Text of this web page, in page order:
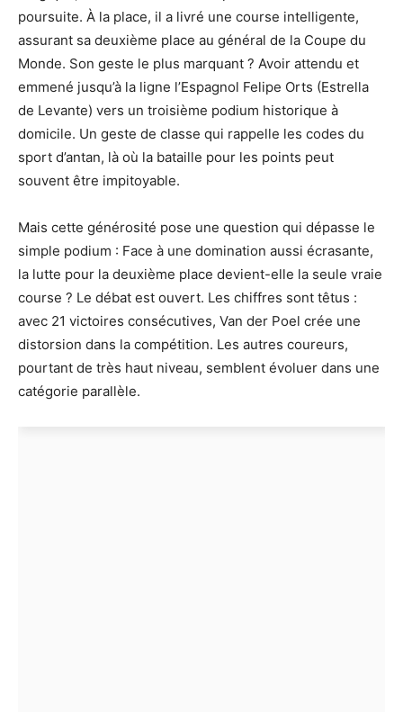
poursuite. À la place, il a livré une course intelligente,
assurant sa deuxième place au général de la Coupe du
Monde. Son geste le plus marquant ? Avoir attendu et
emmené jusqu’à la ligne l’Espagnol Felipe Orts (Estrella
de Levante) vers un troisième podium historique à
domicile. Un geste de classe qui rappelle les codes du
sport d’antan, là où la bataille pour les points peut
souvent être impitoyable.
Mais cette générosité pose une question qui dépasse le
simple podium : Face à une domination aussi écrasante,
la lutte pour la deuxième place devient-elle la seule vraie
course ? Le débat est ouvert. Les chiffres sont têtus :
avec 21 victoires consécutives, Van der Poel crée une
distorsion dans la compétition. Les autres coureurs,
pourtant de très haut niveau, semblent évoluer dans une
catégorie parallèle.